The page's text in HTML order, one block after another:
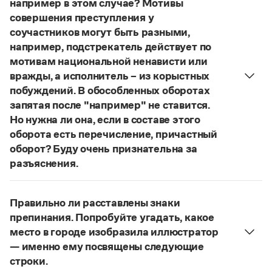
Словари русского языка как государственного
Справочники
Правила русской орфографии и пунктуации
Русский язык. Краткий теоретический курс
для школьников
Письмовник
Справочник по пунктуации
Словарь-справочник трудностей
Справочник по фразеологии
Азбучные истины
Словарь-справочник непростые слова
Журнал
Новости и события
Управление в русском языке
Словарь русских имён
Словарь методических терминов
Правила русской орфографии и пунктуации
(1956)
например в этом случае? Мотивы
совершения преступления у
соучастников могут быть разными,
например, подстрекатель действует по
мотивам национальной ненависти или
вражды, а исполнитель – из корыстных
побуждений. В обособленных оборотах
запятая после "например" не ставится.
Но нужна ли она, если в составе этого
оборота есть перечисление, причастный
оборот? Буду очень признательна за
разъяснения.
В § 94«Правил русской орфографии и пунктуации»
слова и сочетания слов, стоящие на границе
частей сложного предложения и относящиеся к
следующему за ними предложению,
не отделяются от него запятой:Послышался
резкий стук, должно быть сорвалась ставня
Правильно ли расставлены знаки
препинания. Попробуйте угадать, какое
место в городе изобразила иллюстратор
— именно ему посвящены следующие
строки.